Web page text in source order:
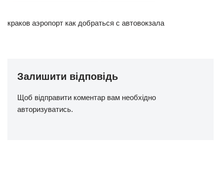
краков аэропорт как добраться с автовокзала
Залишити відповідь
Щоб відправити коментар вам необхідно
авторизуватись.